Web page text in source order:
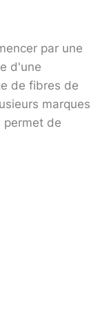
par une
d'une
de fibres de
marques
permet de